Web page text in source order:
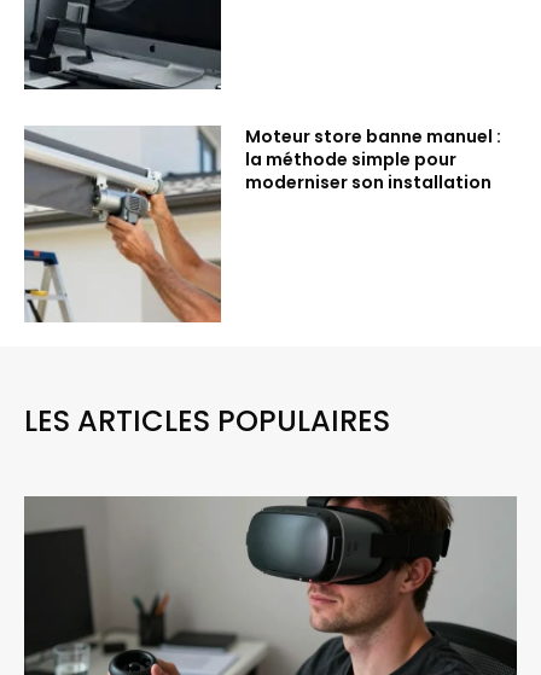
Moteur store banne manuel :
la méthode simple pour
moderniser son installation
LES ARTICLES POPULAIRES